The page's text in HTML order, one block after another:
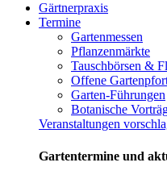
Gärtnerpraxis
Termine
Gartenmessen
Pflanzenmärkte
Tauschbörsen &
Offene
Garten-Führungen
Botanische
Veranstaltungen
Gartentermine und